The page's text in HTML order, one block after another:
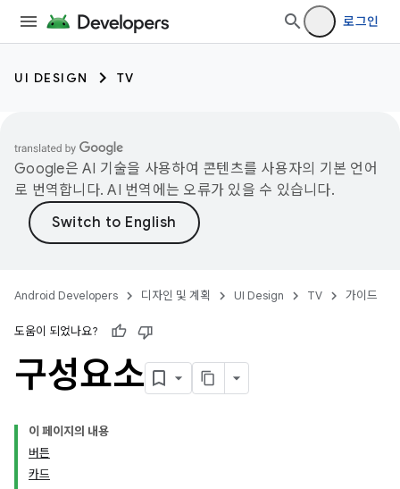
로그인
UI DESIGN TV
Google은 AI 기술을 사용하여 콘텐츠를 사용자의 기본 언어
로 번역합니다. AI 번역에는 오류가 있을 수 있습니다.
Android Developers 디자인 및 계획 UI Design TV 가이드
도움이 되었나요?
구성요소
이 페이지의 내용
버튼
카드